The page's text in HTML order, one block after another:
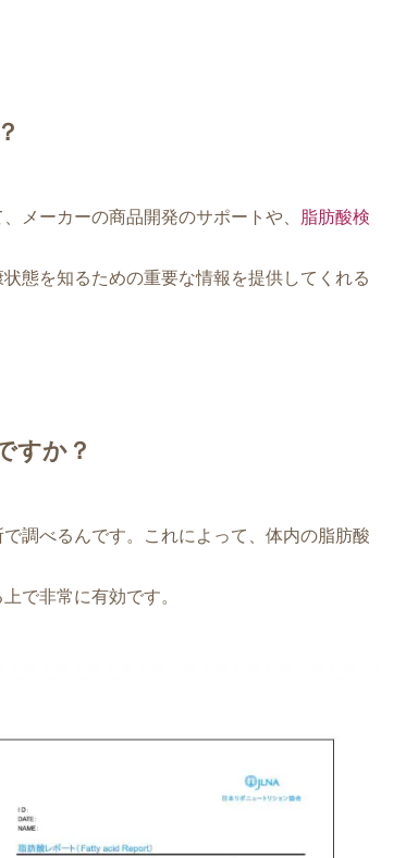
メーカーの商品開発のサポートや、
脂肪酸検
態を知るための重要な情報を提供してくれる
すか？
調べるんです。これによって、体内の脂肪酸
で非常に有効です。